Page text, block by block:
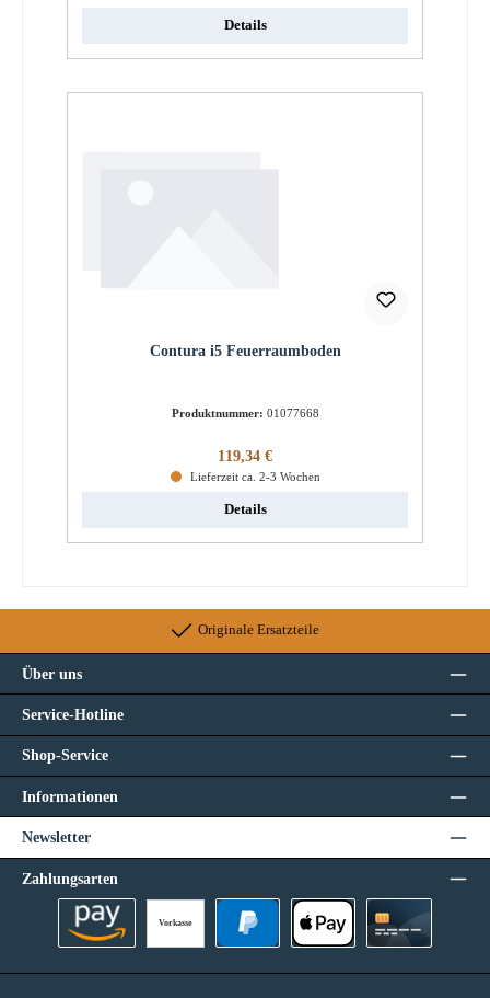
Details
Contura i5 Feuerraumboden
Produktnummer: 01077668
Regulärer Preis:
119,34 €
Lieferzeit ca. 2-3 Wochen
Details
Originale Ersatzteile
Über uns
Service-Hotline
Shop-Service
Informationen
Newsletter
Zahlungsarten
Vorkasse